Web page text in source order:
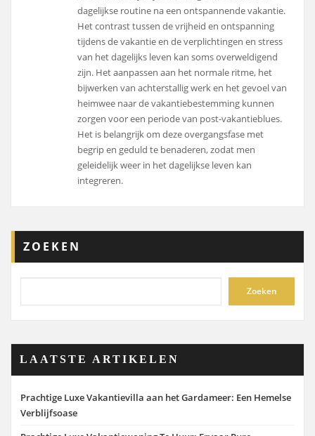
dagelijkse routine na een ontspannende vakantie.
Het contrast tussen de vrijheid en ontspanning
tijdens de vakantie en de verplichtingen en stress
van het dagelijks leven kan soms overweldigend
zijn. Het aanpassen aan het normale ritme, het
bijwerken van achterstallig werk en het gevoel van
heimwee naar de vakantiebestemming kunnen
zorgen voor een periode van post-vakantieblues.
Het is belangrijk om deze overgangsfase met
begrip en geduld te benaderen, zodat men
geleidelijk weer in het dagelijkse leven kan
integreren.
ZOEKEN
Zoeken
LAATSTE ARTIKELEN
Prachtige Luxe Vakantievilla aan het Gardameer: Een Hemelse
Verblijfsoase